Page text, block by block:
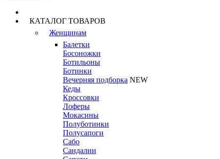
КАТАЛОГ ТОВАРОВ
Женщинам
Балетки
Босоножки
Ботильоны
Ботинки
Вечерняя подборка NEW
Кеды
Кроссовки
Лоферы
Мокасины
Полуботинки
Полусапоги
Сабо
Сандалии